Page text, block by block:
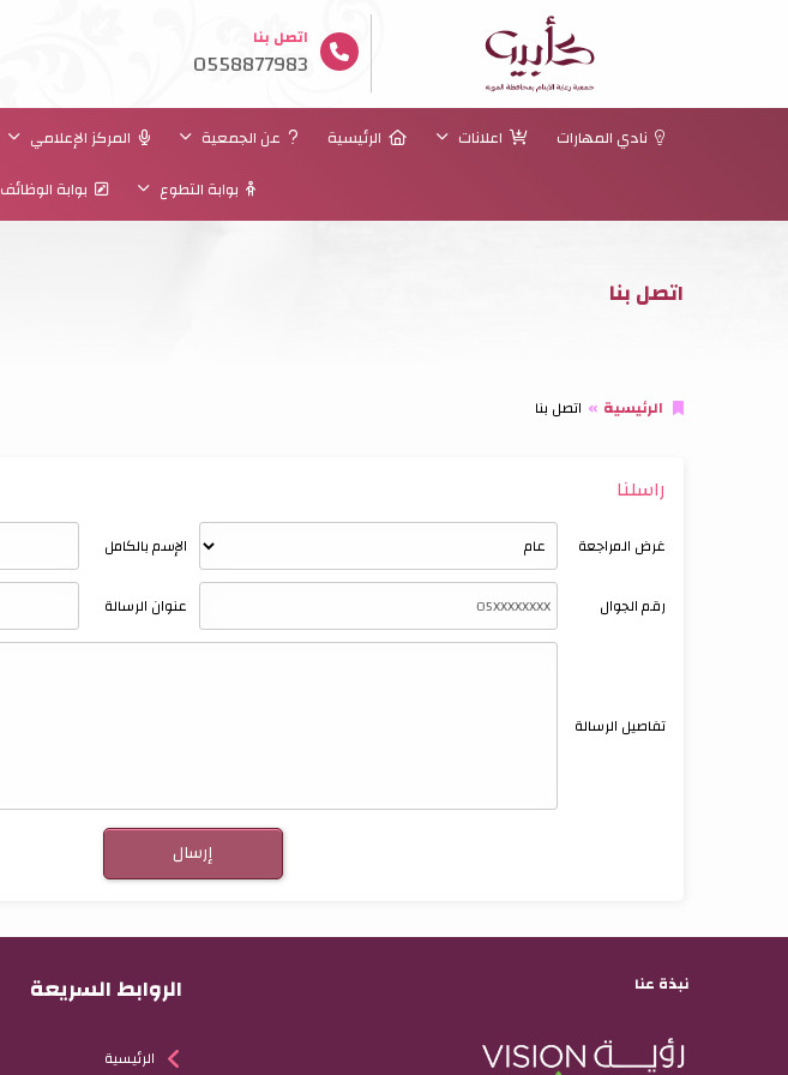
اتصل بنا
0558877983
نادي المهارات اعلانات الرئيسية عن الجمعية المركز الإعلامي
بوابة التطوع
بوابة الوظائف
اتصل بنا
الرئيسية اتصل بنا
راسلنا
غرض المراجعة الإسم بالكامل
رقم الجوال عنوان الرسالة
تفاصيل الرسالة
نبذة عنا الروابط السريعة
الرئيسية